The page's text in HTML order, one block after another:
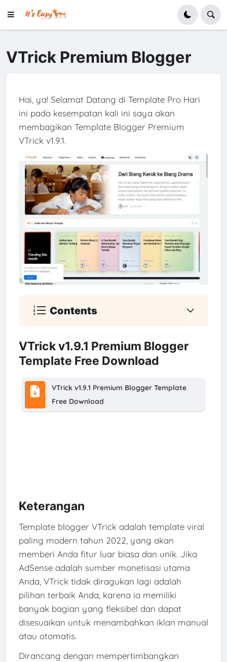
VTrick Premium Blogger
Hai, ya! Selamat Datang di Template Pro Hari
ini pada kesempatan kali ini saya akan
membagikan Template Blogger Premium
VTrick v1.9.1.
Contents
VTrick v1.9.1 Premium Blogger
Template Free Download
VTrick v1.9.1 Premium Blogger Template
Free Download
Keterangan
Template blogger VTrick adalah template viral
paling modern tahun 2022, yang akan
memberi Anda fitur luar biasa dan unik. Jika
AdSense adalah sumber monetisasi utama
Anda, VTrick tidak diragukan lagi adalah
pilihan terbaik Anda, karena ia memiliki
banyak bagian yang fleksibel dan dapat
disesuaikan untuk menambahkan iklan manual
atau otomatis.
Dirancang dengan mempertimbangkan